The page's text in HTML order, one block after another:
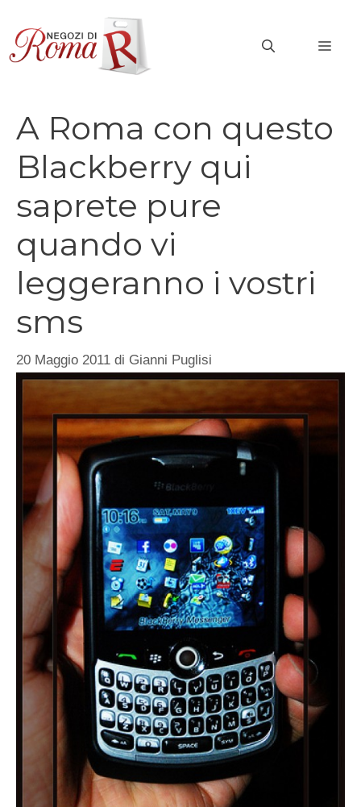
contenuto
A Roma con questo
Blackberry qui
saprete pure
quando vi
leggeranno i vostri
sms
20 Maggio 2011 di Gianni Puglisi